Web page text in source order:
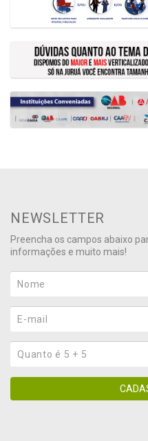
NEWSLETTER
Preencha os campos abaixo
informações e muito mais!